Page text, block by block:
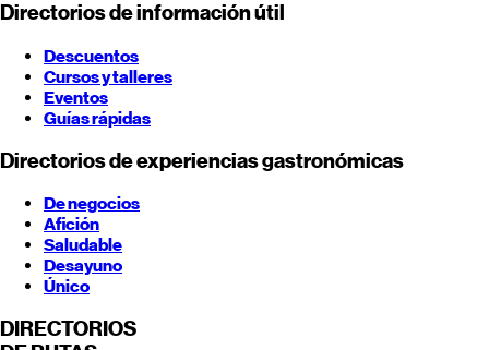
Directorios de información útil
Descuentos
Cursos y talleres
Eventos
Guías rápidas
Directorios de experiencias gastronómicas
De negocios
Afición
Saludable
Desayuno
Único
DIRECTORIOS